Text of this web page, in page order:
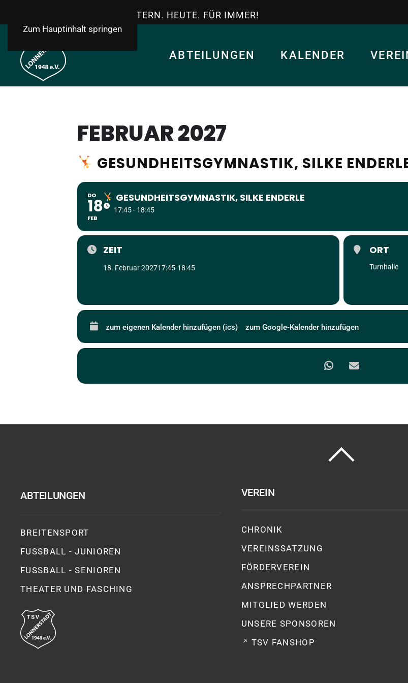
Zum Hauptinhalt springen
TSV LONNERSTADT - GESTERN. HEUTE. FÜR IMMER!
ABTEILUNGEN KALENDER
FEBRUAR 2027
GESUNDHEITSGYMNASTIK, SILKE
DO
18
FEB
GESUNDHEITSGYMNASTIK, SILKE ENDERLE
17:45 - 18:45
ZEIT
18. Februar 202717:45-18:45
ORT
Turnhalle
zum eigenen Kalender hinzufügen (ics) zum Google-Kalender hinzufügen
ABTEILUNGEN
BREITENSPORT
FUSSBALL - JUNIOREN
FUSSBALL - SENIOREN
THEATER UND FASCHING
VEREIN
CHRONIK
VEREINSSATZUNG
FÖRDERVEREIN
ANSPRECHPARTNER
MITGLIED WERDEN
UNSERE SPONSOREN
TSV FANSHOP